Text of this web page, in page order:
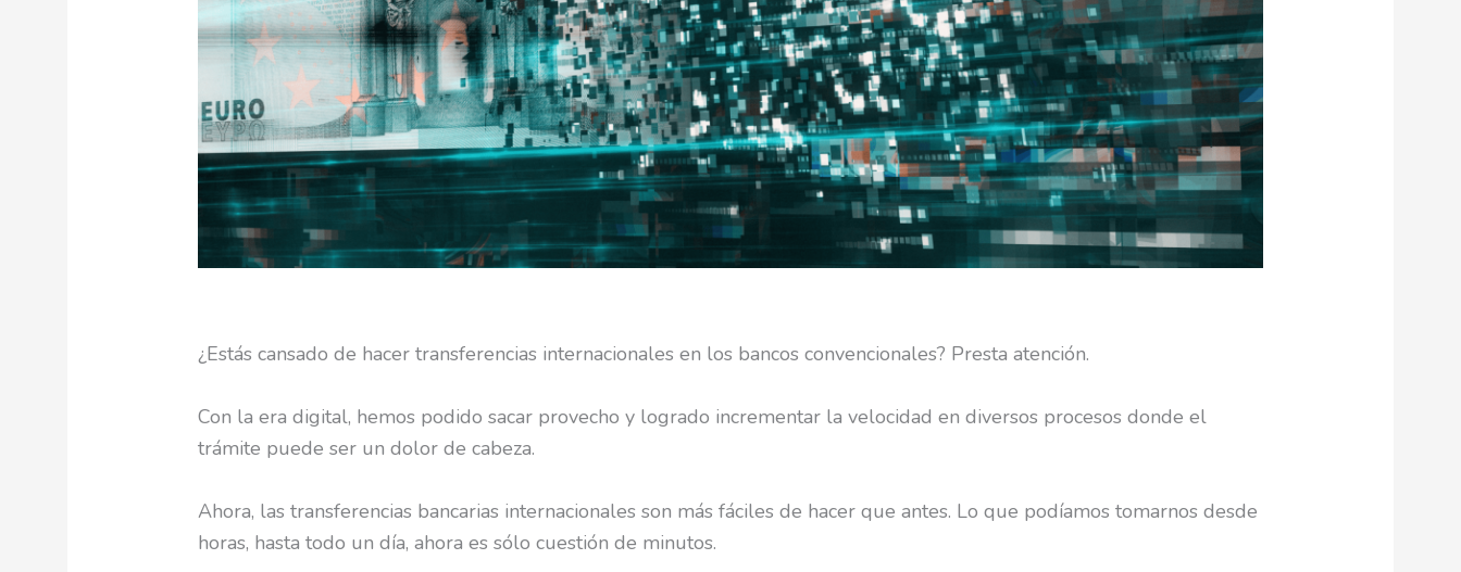
¿Estás cansado de hacer transferencias internacionales en los bancos convencionales? Presta atención.
Con la era digital, hemos podido sacar provecho y logrado incrementar la velocidad en diversos procesos donde el
trámite puede ser un dolor de cabeza.
Ahora, las transferencias bancarias internacionales son más fáciles de hacer que antes. Lo que podíamos tomarnos desde
horas, hasta todo un día, ahora es sólo cuestión de minutos.